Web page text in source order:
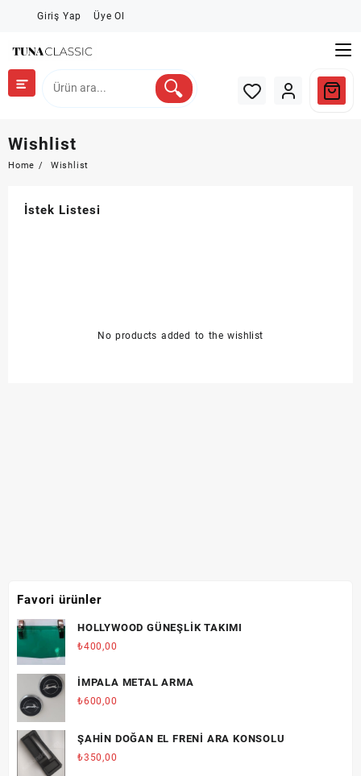
Giriş Yap Üye Ol
Wishlist
Home Wishlist
İstek Listesi
No products added to the wishlist
Favori ürünler
HOLLYWOOD GÜNEŞLİK TAKIMI
₺400,00
İMPALA METAL ARMA
₺600,00
ŞAHİN DOĞAN EL FRENİ ARA KONSOLU
₺350,00